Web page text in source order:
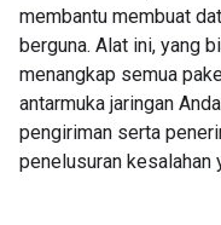
membantu membuat
berguna. Alat ini, yang
menangkap semua
antarmuka jaringan
pengiriman serta
penelusuran kesalahan